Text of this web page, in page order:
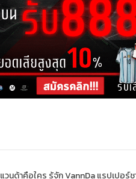
แวนด้าคือใคร รู้จัก VannDa แรปเปอร์